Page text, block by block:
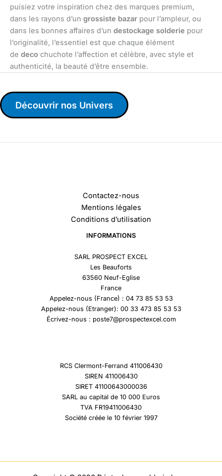
puisiez votre inspiration chez des marques premium,
dans les rayons d’un grossiste bazar pour l’ampleur, ou
dans les bonnes affaires d’un destockage solderie pour
l’originalité, l’essentiel est que chaque élément
de deco chuchote l’affection et célèbre, avec style et
authenticité, la beauté d’être ensemble.
Découvrir nos Univers
Contactez-nous
Mentions légales
Conditions d’utilisation
INFORMATIONS
SARL PROSPECT EXCEL
Les Beauforts
63560 Neuf-Eglise
France
Appelez-nous (France) : 04 73 85 53 53
Appelez-nous (Etranger): 00 33 473 85 53 53
Écrivez-nous : poste7@prospectexcel.com
RCS Clermont-Ferrand 411006430
SIREN 411006430
SIRET 41100643000036
SARL au capital de 10 000 Euros
TVA FR19411006430
Société créée le 10 février 1997